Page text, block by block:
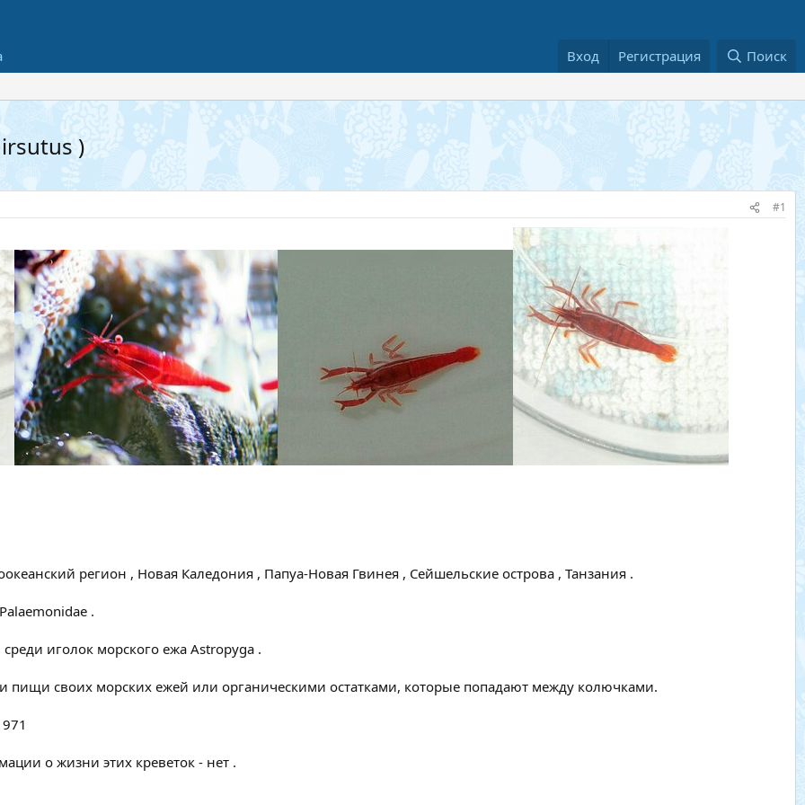
Вход Регистрация Поиск
)
#1
регион , Новая Каледония , Папуа-Новая Гвинея , Сейшельские острова , Танзания .
.
иголок морского ежа Astropyga .
пищи своих морских ежей или органическими остатками, которые попадают между колючками.
о жизни этих креветок - нет .